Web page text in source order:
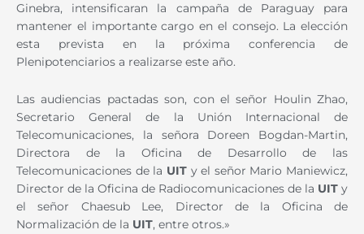
Ginebra, intensificaran la campaña de Paraguay para
mantener el importante cargo en el consejo. La elección
esta prevista en la próxima conferencia de
Plenipotenciarios a realizarse este año.
Las audiencias pactadas son, con el señor Houlin Zhao,
Secretario General de la Unión Internacional de
Telecomunicaciones, la señora Doreen Bogdan-Martin,
Directora de la Oficina de Desarrollo de las
Telecomunicaciones de la UITy el señor Mario Maniewicz,
Director de la Oficina de Radiocomunicaciones de la UIT y
el señor Chaesub Lee, Director de la Oficina de
Normalización de la UIT, entre otros.»